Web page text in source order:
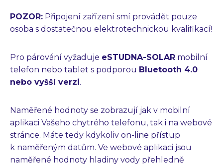
POZOR: Připojení zařízení smí provádět pouze
osoba s dostatečnou elektrotechnickou kvalifikací!
Pro párování vyžaduje eSTUDNA-SOLAR mobilní
telefon nebo tablet s podporou Bluetooth 4.0
nebo vyšší verzi.
Naměřené hodnoty se zobrazují jak v mobilní
aplikaci Vašeho chytrého telefonu, tak i na webové
stránce. Máte tedy kdykoliv on-line přístup
k naměřeným datům. Ve webové aplikaci jsou
naměřené hodnoty hladiny vody přehledně